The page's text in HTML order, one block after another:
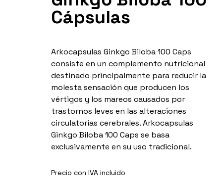
Cápsulas
Arkocapsulas Ginkgo Biloba 100 Caps
consiste en un complemento nutricional
destinado principalmente para reducir la
molesta sensación que producen los
vértigos y los mareos causados por
trastornos leves en las alteraciones
circulatorias cerebrales. Arkocapsulas
Ginkgo Biloba 100 Caps se basa
exclusivamente en su uso tradicional.
Precio con IVA incluido